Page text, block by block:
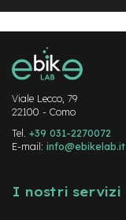
Viale Lecco, 79
22100 - Como
Tel. +39 031-2270072
E-mail: info@ebikelab.it
I nostri servizi